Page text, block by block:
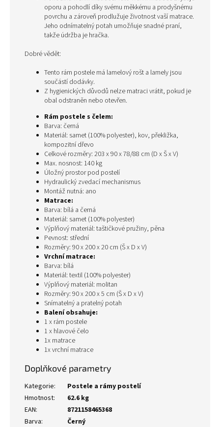
oporu a pohodlí díky svému měkkému a prodyšnému
povrchu a zároveň prodlužuje životnost vaší matrace.
Jeho odnímatelný potah umožňuje snadné praní,
takže údržba je hračka.
Dobré vědět:
Tento rám postele má lamelový rošt a lamely jsou
součástí dodávky.
Z hygienických důvodů nelze matraci vrátit, pokud je
obal odstraněn nebo otevřen.
Rám postele s čelem:
Barva: černá
Materiál: samet (100% polyester), kov, překližka,
kompozitní dřevo
Celkové rozměry: 203 x 90 x 78/88 cm (D x Š x V)
Max. nosnost: 140 kg
Úložný prostor pod postelí
Hydraulický zvedací mechanismus
Montáž nutná: ano
Matrace:
Barva: bílá a černá
Materiál: samet (100% polyester)
Výplňový materiál: taštičkové pružiny, pěna
Pevnost: střední
Rozměry: 90 x 200 x 20 cm (Š x D x V)
Vrchní matrace:
Barva: bílá
Materiál: textil (100% polyester)
Výplňový materiál: molitan
Rozměry: 90 x 200 x 5 cm (Š x D x V)
Snímatelný a pratelný potah
Balení obsahuje:
1 x rám postele
1 x hlavové čelo
1x matrace
1x vrchní matrace
Doplňkové parametry
Kategorie:
Postele a rámy postelí
Hmotnost:
62.6 kg
EAN:
8721158465368
Barva: Černý